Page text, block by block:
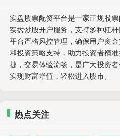
实盘股票配资平台是一家正规股
实盘炒股开户服务，支持多种杠杆
平台严格风控管理，确保用户资
和投资策略支持，助力投资者精
捷，交易体验流畅，是广大投资
实现财富增值，轻松进入股市。
热点关注